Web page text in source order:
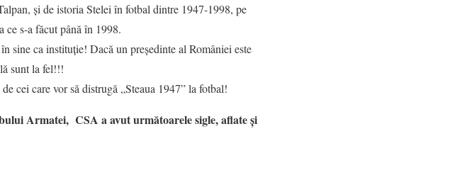
și de istoria Stelei în fotbal dintre 1947-1998, pe
ce s-a făcut până în 1998.
sine ca instituție! Dacă un președinte al României este
sunt la fel!!!
cei care vor să distrugă „Steaua 1947” la fotbal!
Armatei, CSA a avut următoarele sigle, aflate și